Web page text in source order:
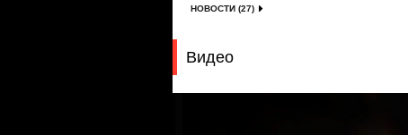
НОВОСТИ (27)
Видео